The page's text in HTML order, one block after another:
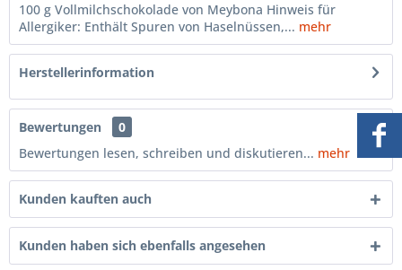
100 g Vollmilchschokolade von Meybona Hinweis für
Allergiker: Enthält Spuren von Haselnüssen,... mehr
Herstellerinformation
Bewertungen
0
Bewertungen lesen, schreiben und diskutieren... mehr
Kunden kauften auch
Kunden haben sich ebenfalls angesehen